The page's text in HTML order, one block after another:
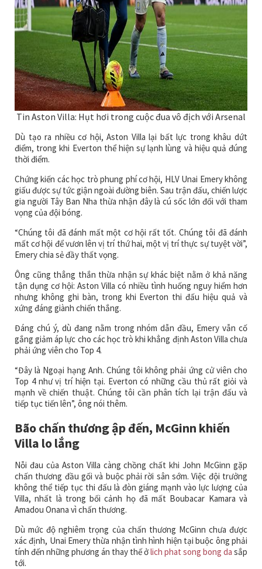
Tin Aston Villa: Hụt hơi trong cuộc đua vô địch với Arsenal
Dù tạo ra nhiều cơ hội, Aston Villa lại bất lực trong khâu dứt
điểm, trong khi Everton thể hiện sự lạnh lùng và hiệu quả đúng
thời điểm.
Chứng kiến các học trò phung phí cơ hội, HLV Unai Emery không
giấu được sự tức giận ngoài đường biên. Sau trận đấu, chiến lược
gia người Tây Ban Nha thừa nhận đây là cú sốc lớn đối với tham
vọng của đội bóng.
“Chúng tôi đã đánh mất một cơ hội rất tốt. Chúng tôi đã đánh
mất cơ hội để vươn lên vị trí thứ hai, một vị trí thực sự tuyệt vời”,
Emery chia sẻ đầy thất vọng.
Ông cũng thẳng thắn thừa nhận sự khác biệt nằm ở khả năng
tận dụng cơ hội: Aston Villa có nhiều tình huống nguy hiểm hơn
nhưng không ghi bàn, trong khi Everton thi đấu hiệu quả và
xứng đáng giành chiến thắng.
Đáng chú ý, dù đang nằm trong nhóm dẫn đầu, Emery vẫn cố
gắng giảm áp lực cho các học trò khi khẳng định Aston Villa chưa
phải ứng viên cho Top 4.
“Đây là Ngoại hạng Anh. Chúng tôi không phải ứng cử viên cho
Top 4 như vị trí hiện tại. Everton có những cầu thủ rất giỏi và
mạnh về chiến thuật. Chúng tôi cần phân tích lại trận đấu và
tiếp tục tiến lên”, ông nói thêm.
Bão chấn thương ập đến, McGinn khiến
Villa lo lắng
Nỗi đau của Aston Villa càng chồng chất khi John McGinn gặp
chấn thương đầu gối và buộc phải rời sân sớm. Việc đội trưởng
không thể tiếp tục thi đấu là đòn giáng mạnh vào lực lượng của
Villa, nhất là trong bối cảnh họ đã mất Boubacar Kamara và
Amadou Onana vì chấn thương.
Dù mức độ nghiêm trọng của chấn thương McGinn chưa được
xác định, Unai Emery thừa nhận tình hình hiện tại buộc ông phải
tính đến những phương án thay thế ởlich phat song bong da sắp
tới.